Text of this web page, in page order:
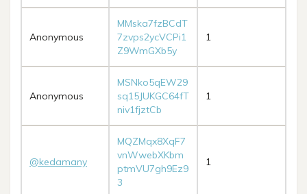
Anonymous
MMska7fzBCdT
7zvps2ycVCPi1
Z9WmGXb5y
1
Anonymous
MSNko5qEW29
sq15JUKGC64fT
niv1fjztCb
1
@kedamany
MQZMqx8XqF7
vnWwebXKbm
ptmVU7gh9Ez9
3
1